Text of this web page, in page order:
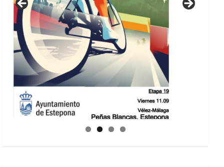
GUIA DE INSTALACIONES DEPORTIVAS